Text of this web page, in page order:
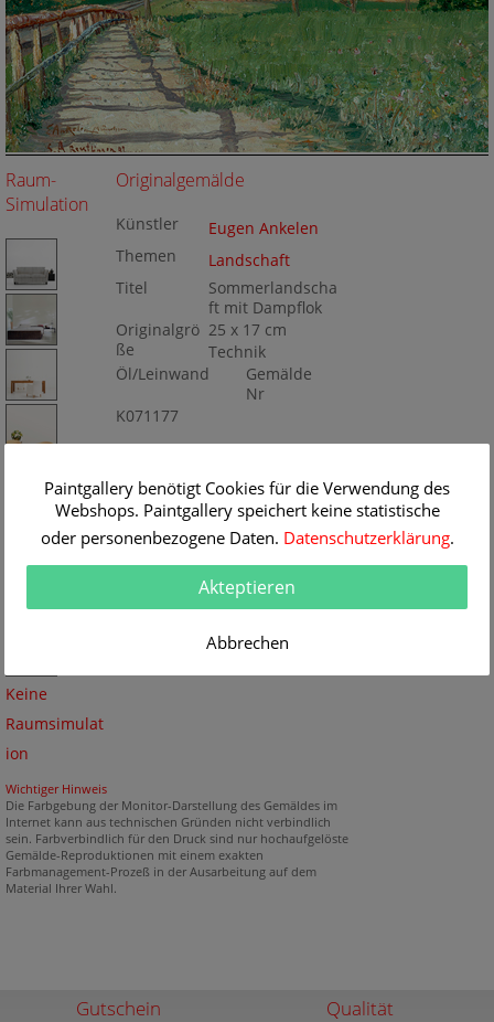
Raum-
Simulation
Keine
Raumsimulat
ion
Originalgemälde
Künstler
Eugen Ankelen
Themen
Landschaft
Titel
Sommerlandscha
ft mit Dampflok
Originalgrö
ße
25 x 17 cm
Technik
Öl/Leinwand
Gemälde
Nr
K071177
Wichtiger Hinweis
Die Farbgebung der Monitor-Darstellung des Gemäldes im
Internet kann aus technischen Gründen nicht verbindlich
sein. Farbverbindlich für den Druck sind nur hochaufgelöste
Gemälde-Reproduktionen mit einem exakten
Farbmanagement-Prozeß in der Ausarbeitung auf dem
Material Ihrer Wahl.
Gutschein Qualität
Paintgallery benötigt Cookies für die Verwendung des
Webshops. Paintgallery speichert keine statistische
oder personenbezogene Daten. Datenschutzerklärung.
Akteptieren
Abbrechen